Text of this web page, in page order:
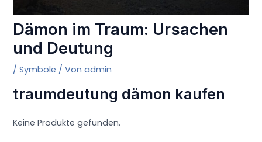
Dämon im Traum: Ursachen
und Deutung
/Symbole / Vonadmin
traumdeutung dämon kaufen
Keine Produkte gefunden.